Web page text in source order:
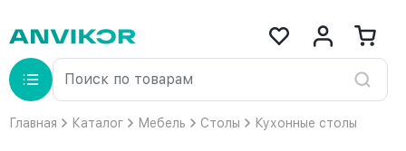
Главная Каталог Мебель Столы Кухонные столы